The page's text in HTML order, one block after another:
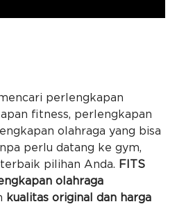
perlengkapan
fitness, perlengkapan
olahraga yang bisa
perlu datang ke gym,
pilihan Anda. FITS
olahraga
kualitas original dan harga